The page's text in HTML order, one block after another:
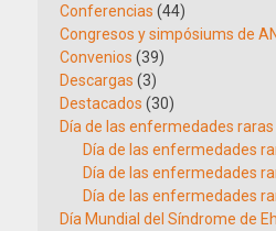
Conferencias (44)
Congresos y simpósiums de
Convenios (39)
Descargas (3)
Destacados (30)
Día de las enfermedades raras
Día de las enfermedades
Día de las enfermedades
Día de las enfermedades
Día Mundial del Síndrome de